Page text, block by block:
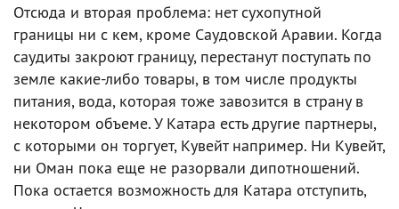
Отсюда и вторая проблема: нет сухопутной
границы ни с кем, кроме Саудовской Аравии. Когда
саудиты закроют границу, перестанут поступать по
земле какие-либо товары, в том числе продукты
питания, вода, которая тоже завозится в страну в
некотором объеме. У Катара есть другие партнеры,
с которыми он торгует, Кувейт например. Ни Кувейт,
ни Оман пока еще не разорвали дипотношений.
Пока остается возможность для Катара отступить,